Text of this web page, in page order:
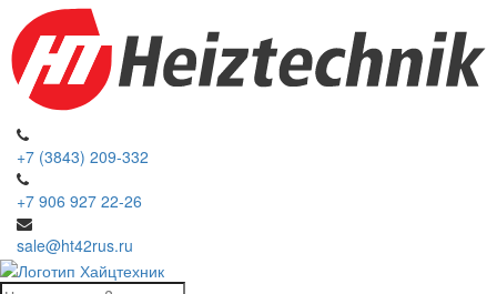
+7 (3843) 209-332
+7 906 927 22-26
sale@ht42rus.ru